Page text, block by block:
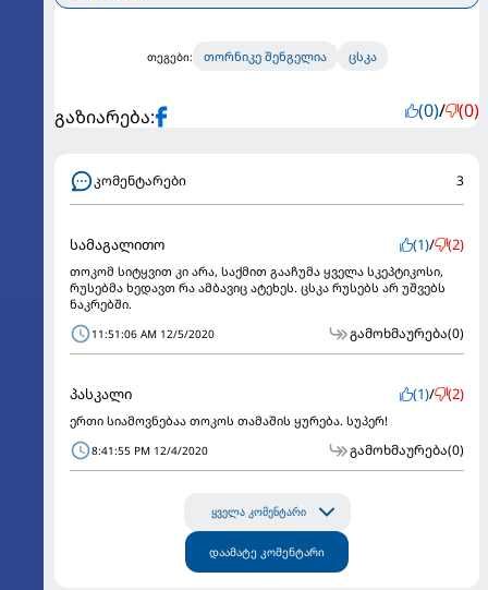
თეგები: თორნიკე შენგელია ცსკა
გაზიარება: (0)/ (0)
კომენტარები 3
სამაგალითო (1)/ (2)
თოკომ სიტყვით კი არა, საქმით გააჩუმა ყველა სკეპტიკოსი,
რუსებმა ხედავთ რა ამბავიც ატეხეს. ცსკა რუსებს არ უშვებს
ნაკრებში.
11:51:06 AM 12/5/2020 გამოხმაურება(0)
პასკალი (1)/ (2)
ერთი სიამოვნებაა თოკოს თამაშის ყურება. სუპერ!
8:41:55 PM 12/4/2020 გამოხმაურება(0)
ყველა კომენტარი
დაამატე კომენტარი